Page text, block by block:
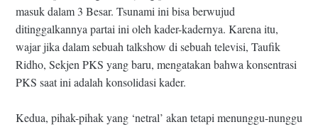
masuk dalam 3 Besar. Tsunami ini bisa berwujud
ditinggalkannya partai ini oleh kader-kadernya. Karena itu,
wajar jika dalam sebuah talkshow di sebuah televisi, Taufik
Ridho, Sekjen PKS yang baru, mengatakan bahwa konsentrasi
PKS saat ini adalah konsolidasi kader.
Kedua, pihak-pihak yang ‘netral’ akan tetapi menunggu-nunggu